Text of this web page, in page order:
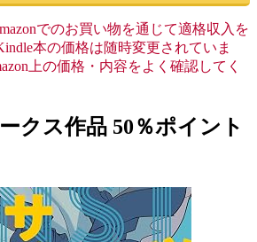
でのお買い物を通じて適格収入を
本の価格は随時変更されていま
上の価格・内容をよく確認してく
クス作品 50％ポイント